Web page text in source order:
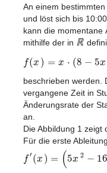
An einem
und löst sich bis
kann die momentane
mithilfe der in ℝ
f(x) = x ⋅ (8 − 5x
beschrieben werden.
vergangene Zeit in
Änderungsrate der
an.
Die Abbildung 1 zeigt
Für die erste
f′(x) = (5x 2 −